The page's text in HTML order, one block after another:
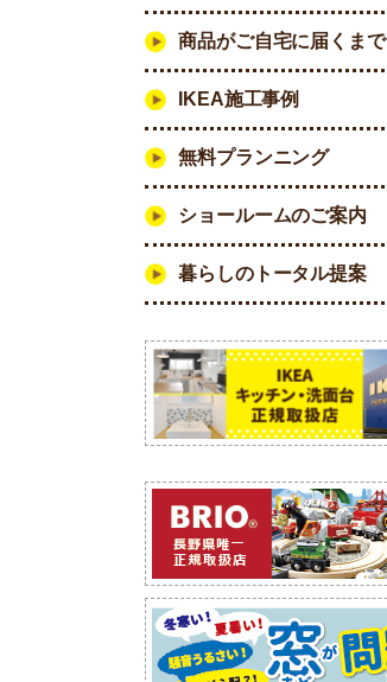
商品がご自宅に届くまで
IKEA施工事例
無料プランニング
ショールームのご案内
暮らしのトータル提案